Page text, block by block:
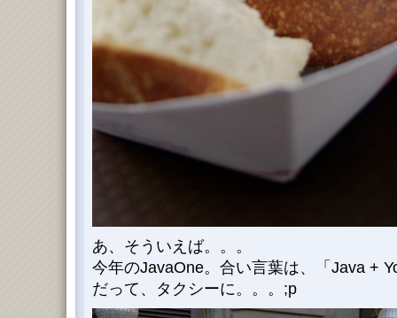
あ、そういえば。。。
今年のJavaOne。合い言葉は、「Java +
だって、タクシーに。。。;p